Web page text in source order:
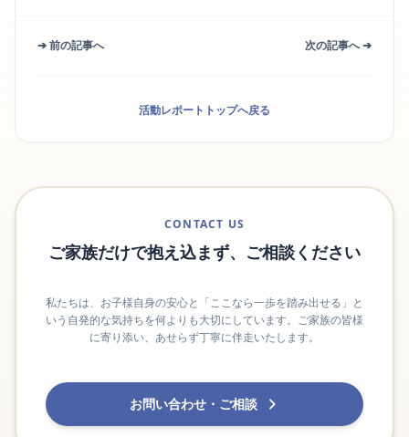
➔ 前の記事へ 次の記事へ ➔
活動レポートトップへ戻る
CONTACT US
ご家族だけで抱え込まず、ご相談ください
私たちは、お子様自身の安心と「ここなら一歩を踏み出せる」と
いう自発的な気持ちを何よりも大切にしています。ご家族の皆様
に寄り添い、あせらず丁寧に伴走いたします。
お問い合わせ・ご相談